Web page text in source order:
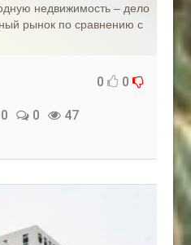
недвижимость – дело
рынок по сравнению с
0 0
0 47